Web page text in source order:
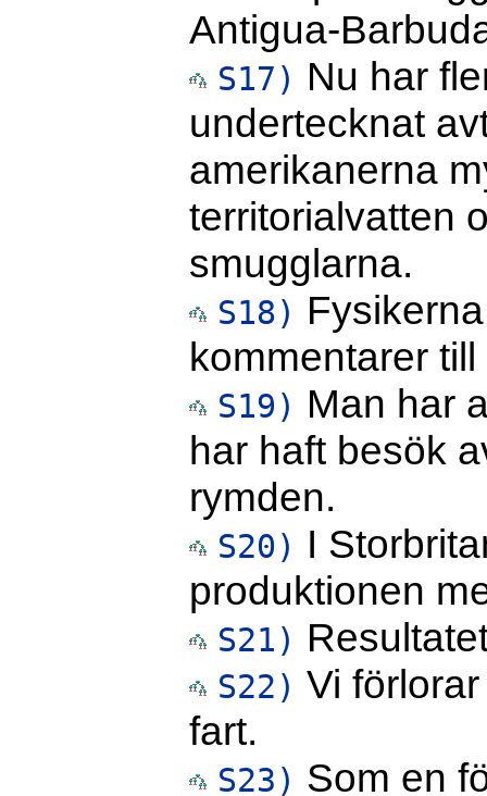
Antigua-
S17) Nu har
undertecknat
amerikanerna
territorialvatten
smugglarna.
S18)
kommentarer
S19) Man har
har haft besök
rymden.
S20) I
produktionen
S21)
S22) Vi
fart.
S23) Som en